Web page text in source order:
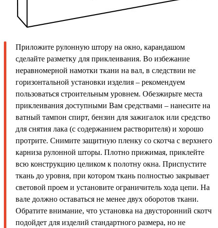
Приложите рулонную штору на окно, карандашом
сделайте разметку для приклеивания. Во избежание
неравномерной намотки ткани на вал, в следствии не
горизонтальной установки изделия – рекомендуем
пользоваться строительным уровнем. Обезжирьте места
приклеивания доступными Вам средствами – нанесите на
ватный тампон спирт, бензин для зажигалок или средство
для снятия лака (с содержанием растворителя) и хорошо
протрите. Снимите защитную пленку со скотча с верхнего
карниза рулонной шторы. Плотно прижимая, приклейте
всю конструкцию целиком к полотну окна. Приспустите
ткань до уровня, при котором ткань полностью закрывает
световой проем и установите ограничитель хода цепи. На
вале должно оставаться не менее двух оборотов ткани.
Обратите внимание, что установка на двусторонний скотч
подойдет для изделий стандартного размера, но не